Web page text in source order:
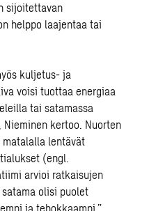
sijoitettavan
helppo laajentaa tai
kuljetus- ja
voisi tuottaa energiaa
tai satamassa
Nieminen kertoo. Nuorten
lentävät
(engl.
arvioi ratkaisujen
olisi puolet
ja tehokkaampi.”